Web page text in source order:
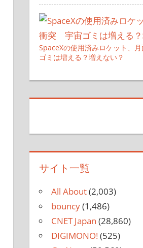
SpaceXの使用済みロケット、
ゴミは増える？増えない？
サイト一覧
All About(2,003)
bouncy(1,486)
CNET Japan (28,860)
DIGIMONO!(525)